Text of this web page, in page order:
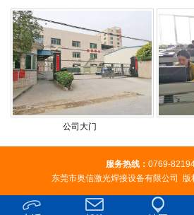
公司大门
服务热线： 0769-
东莞市奥信激光焊接设备有限公司